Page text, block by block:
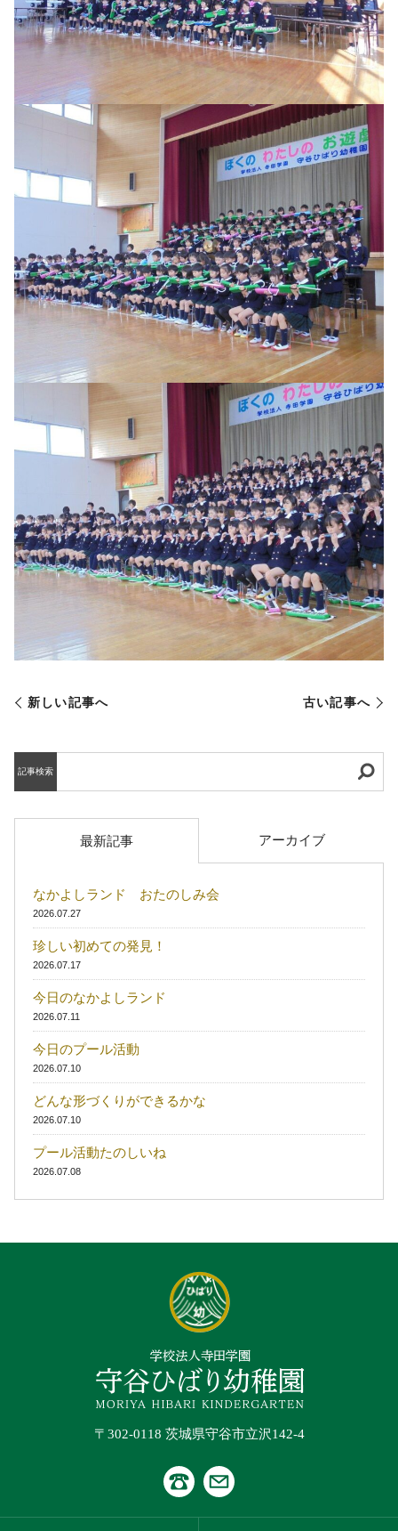
新しい記事へ 古い記事へ
記事検索
最新記事 アーカイブ
なかよしランド おたのしみ会
2026.07.27
珍しい初めての発見！
2026.07.17
今日のなかよしランド
2026.07.11
今日のプール活動
2026.07.10
どんな形づくりができるかな
2026.07.10
プール活動たのしいね
2026.07.08
〒302-0118 茨城県守谷市立沢142-4